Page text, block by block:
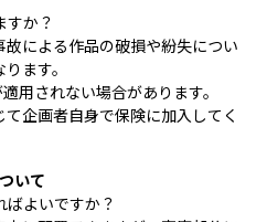
すか？
による作品の破損や紛失につい
ます。
用されない場合があります。
企画者自身で保険に加入してく
いて
ばよいですか？